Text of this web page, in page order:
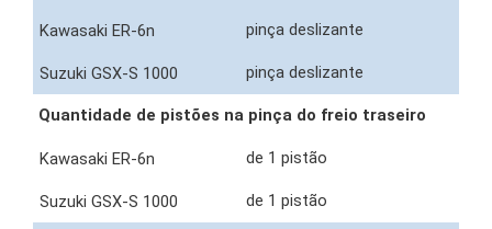
pinça deslizante
pinça deslizante
Quantidade de pistões na pinça do freio traseiro
de 1 pistão
de 1 pistão